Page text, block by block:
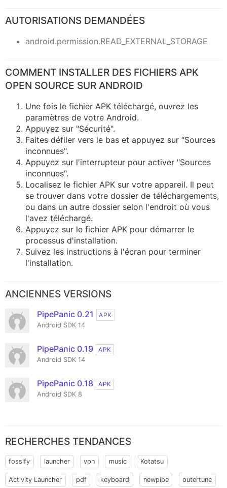
AUTORISATIONS DEMANDÉES
android.permission.READ_EXTERNAL_STORAGE
COMMENT INSTALLER DES FICHIERS APK
OPEN SOURCE SUR ANDROID
Une fois le fichier APK téléchargé, ouvrez les
paramètres de votre Android.
Appuyez sur "Sécurité".
Faites défiler vers le bas et appuyez sur "Sources
inconnues".
Appuyez sur l'interrupteur pour activer "Sources
inconnues".
Localisez le fichier APK sur votre appareil. Il peut
se trouver dans votre dossier de téléchargements,
ou dans un autre dossier selon l'endroit où vous
l'avez téléchargé.
Appuyez sur le fichier APK pour démarrer le
processus d'installation.
Suivez les instructions à l'écran pour terminer
l'installation.
ANCIENNES VERSIONS
PipePanic 0.21
APK
Android SDK 14
PipePanic 0.19
APK
Android SDK 14
PipePanic 0.18
APK
Android SDK 8
RECHERCHES TENDANCES
fossify launcher vpn music Kotatsu
Activity Launcher pdf keyboard newpipe outertune